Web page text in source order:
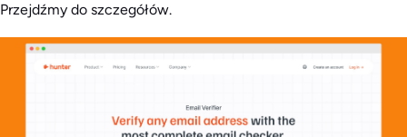
Przejdźmy do szczegółów.